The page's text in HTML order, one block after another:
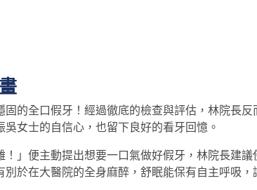
的全口假牙！經過徹底的檢查與評估，林院長
女士的自信心，也留下良好的看牙回憶。
」便主動提出想要一口氣做好假牙，林院長建議
於在大醫院的全身麻醉，舒眠能保有自主呼吸